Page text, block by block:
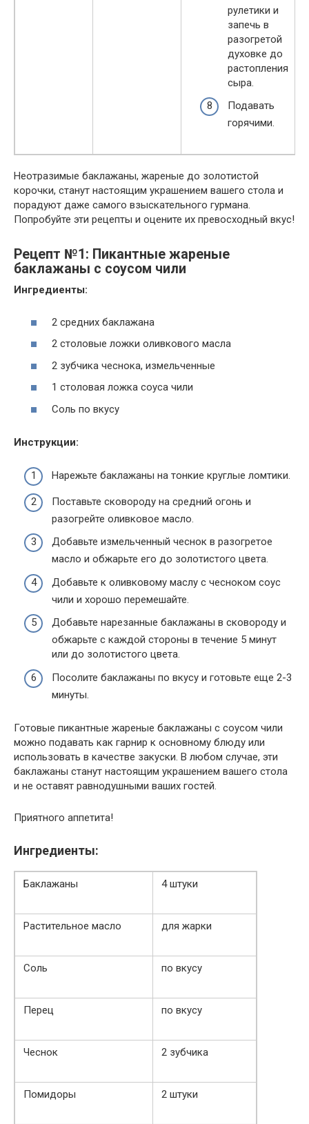
рулетики и
запечь в
разогретой
духовке до
растопления
сыра.
Подавать
горячими.
Неотразимые баклажаны, жареные до золотистой
корочки, станут настоящим украшением вашего стола и
порадуют даже самого взыскательного гурмана.
Попробуйте эти рецепты и оцените их превосходный вкус!
Рецепт №1: Пикантные жареные
баклажаны с соусом чили
Ингредиенты:
2 средних баклажана
2 столовые ложки оливкового масла
2 зубчика чеснока, измельченные
1 столовая ложка соуса чили
Соль по вкусу
Инструкции:
Нарежьте баклажаны на тонкие круглые ломтики.
Поставьте сковороду на средний огонь и
разогрейте оливковое масло.
Добавьте измельченный чеснок в разогретое
масло и обжарьте его до золотистого цвета.
Добавьте к оливковому маслу с чесноком соус
чили и хорошо перемешайте.
Добавьте нарезанные баклажаны в сковороду и
обжарьте с каждой стороны в течение 5 минут
или до золотистого цвета.
Посолите баклажаны по вкусу и готовьте еще 2-3
минуты.
Готовые пикантные жареные баклажаны с соусом чили
можно подавать как гарнир к основному блюду или
использовать в качестве закуски. В любом случае, эти
баклажаны станут настоящим украшением вашего стола
и не оставят равнодушными ваших гостей.
Приятного аппетита!
Ингредиенты:
Баклажаны 4 штуки
Растительное масло для жарки
Соль по вкусу
Перец по вкусу
Чеснок 2 зубчика
Помидоры 2 штуки